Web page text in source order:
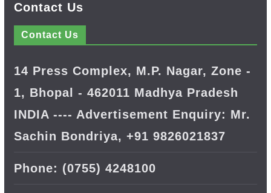
Contact Us
Contact Us
14 Press Complex, M.P. Nagar, Zone -
1, Bhopal - 462011 Madhya Pradesh
INDIA ---- Advertisement Enquiry: Mr.
Sachin Bondriya, +91 9826021837
Phone: (0755) 4248100